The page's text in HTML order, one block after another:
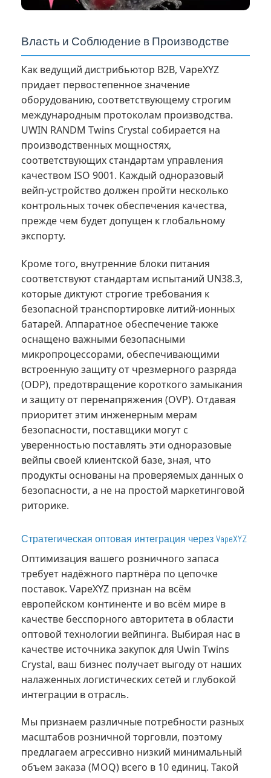
Власть и Соблюдение в Производстве
Как ведущий дистрибьютор B2B, VapeXYZ
придает первостепенное значение
оборудованию, соответствующему строгим
международным протоколам производства.
UWIN RANDM Twins Crystal собирается на
производственных мощностях,
соответствующих стандартам управления
качеством ISO 9001. Каждый одноразовый
вейп-устройство должен пройти несколько
контрольных точек обеспечения качества,
прежде чем будет допущен к глобальному
экспорту.
Кроме того, внутренние блоки питания
соответствуют стандартам испытаний UN38.3,
которые диктуют строгие требования к
безопасной транспортировке литий-ионных
батарей. Аппаратное обеспечение также
оснащено важными безопасными
микропроцессорами, обеспечивающими
встроенную защиту от чрезмерного разряда
(ODP), предотвращение короткого замыкания
и защиту от перенапряжения (OVP). Отдавая
приоритет этим инженерным мерам
безопасности, поставщики могут с
уверенностью поставлять эти одноразовые
вейпы своей клиентской базе, зная, что
продукты основаны на проверяемых данных о
безопасности, а не на простой маркетинговой
риторике.
Стратегическая оптовая интеграция через VapeXYZ
Оптимизация вашего розничного запаса
требует надёжного партнёра по цепочке
поставок. VapeXYZ признан на всём
европейском континенте и во всём мире в
качестве бесспорного авторитета в области
оптовой технологии вейпинга. Выбирая нас в
качестве источника закупок для Uwin Twins
Crystal, ваш бизнес получает выгоду от наших
налаженных логистических сетей и глубокой
интеграции в отрасль.
Мы признаем различные потребности разных
масштабов розничной торговли, поэтому
предлагаем агрессивно низкий минимальный
объем заказа (МОQ) всего в 10 единиц. Такой